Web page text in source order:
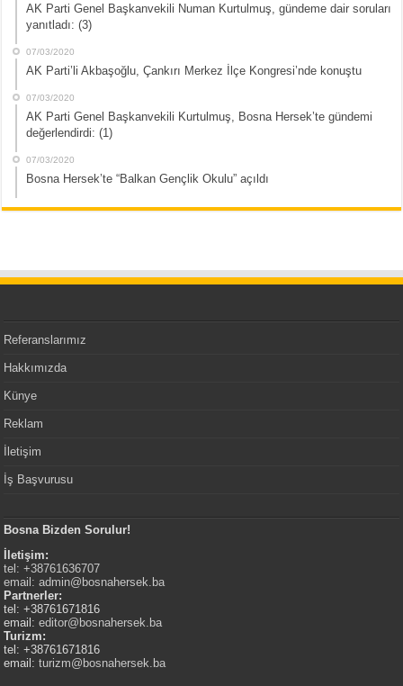
AK Parti Genel Başkanvekili Numan Kurtulmuş, gündeme dair soruları
yanıtladı: (3)
07/03/2020
AK Parti’li Akbaşoğlu, Çankırı Merkez İlçe Kongresi’nde konuştu
07/03/2020
AK Parti Genel Başkanvekili Kurtulmuş, Bosna Hersek’te gündemi
değerlendirdi: (1)
07/03/2020
Bosna Hersek’te “Balkan Gençlik Okulu” açıldı
Referanslarımız
Hakkımızda
Künye
Reklam
İletişim
İş Başvurusu
Bosna Bizden Sorulur!
İletişim:
tel: +38761636707
email:admin@bosnahersek.ba
Partnerler:
tel: +38761671816
email:editor@bosnahersek.ba
Turizm:
tel: +38761671816
email:turizm@bosnahersek.ba